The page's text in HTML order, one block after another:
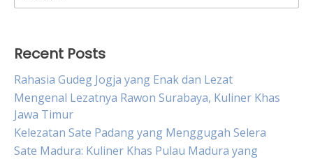
for:
Recent Posts
Rahasia Gudeg Jogja yang Enak dan Lezat
Mengenal Lezatnya Rawon Surabaya, Kuliner Khas
Jawa Timur
Kelezatan Sate Padang yang Menggugah Selera
Sate Madura: Kuliner Khas Pulau Madura yang